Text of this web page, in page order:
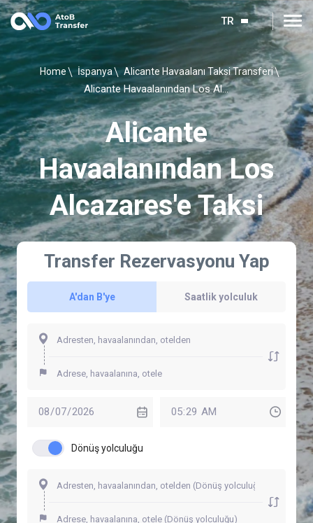
TR
Home İspanya Alicante Havaalanı Taksi Transferi
Alicante Havaalanından Los Alcazares'e Taksi
Alicante
Havaalanından Los
Alcazares'e Taksi
Transfer Rezervasyonu Yap
A'dan B'ye Saatlik yolculuk
Dönüş yolculuğu